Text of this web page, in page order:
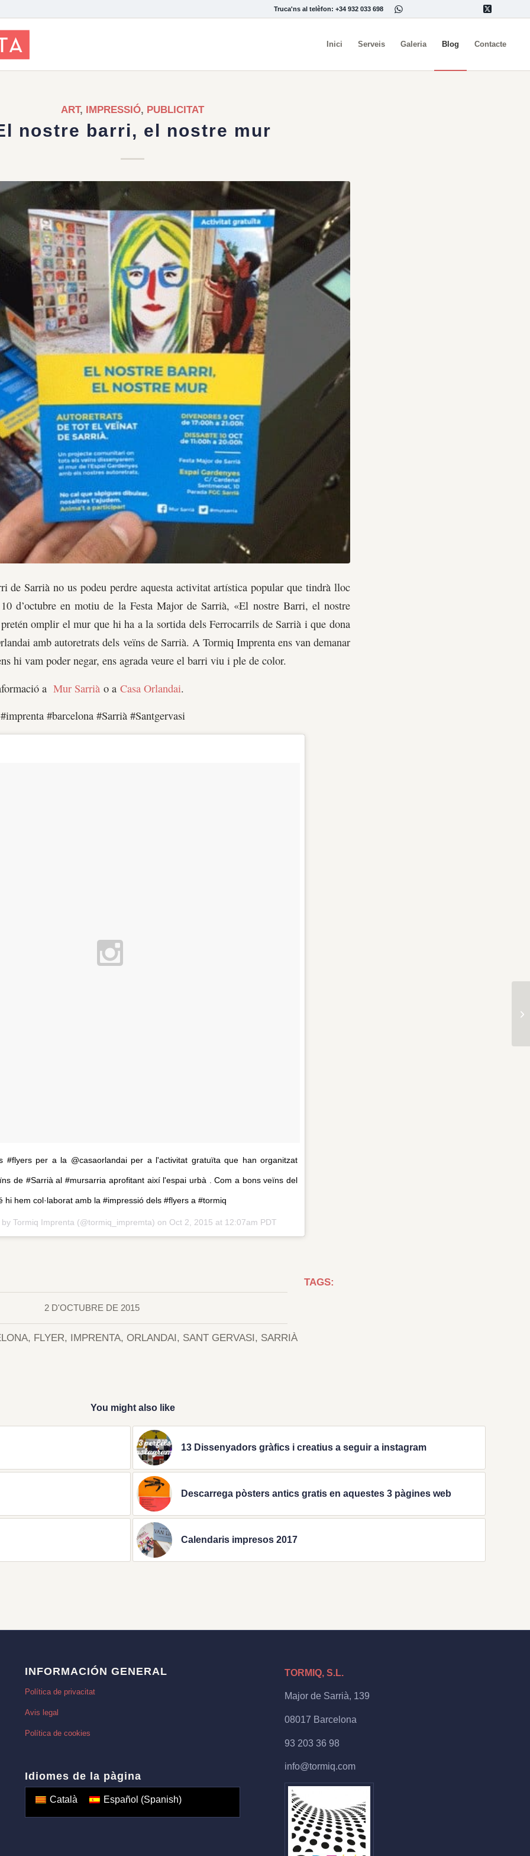
Truca'ns al telèfon: +34 932 033 698
Inici Serveis Galeria Blog Contacte
ART, IMPRESSIÓ, PUBLICITAT
nostre barri, el nostre mur
de Sarrià no us podeu perdre aquesta activitat artística popular que tindrà lloc
d’octubre en motiu de la Festa Major de Sarrià, «El nostre Barri, el nostre
omplir el mur que hi ha a la sortida dels Ferrocarrils de Sarrià i que dona
amb autoretrats dels veïns de Sarrià. A Tormiq Imprenta ens van demanar
hi vam poder negar, ens agrada veure el barri viu i ple de color.
a Mur Sarrià o a Casa Orlandai.
#barcelona #Sarrià #Santgervasi
#flyers per a la @casaorlandai per a l'activitat gratuïta que han organitzat
de #Sarrià al #mursarria aprofitant així l'espai urbà . Com a bons veïns del
hi hem col·laborat amb la #impressió dels #flyers a #tormiq
Tormiq Imprenta (@tormiq_impremta) on Oct 2, 2015 at 12:07am PDT
2 D'OCTUBRE DE 2015
TAGS:
, FLYER, IMPRENTA, ORLANDAI , SANT GERVASI , SARRIÀ
You might also like
13 Dissenyadors gràfics i creatius a seguir a instagram
Descarrega pòsters antics gratis en aquestes 3 pàgines web
Calendaris impresos 2017
INFORMACIÓN GENERAL
Política de privacitat
Avis legal
Política de cookies
Idiomes de la pàgina
Català Español (Spanish)
TORMIQ, S.L.
Major de Sarrià, 139
08017 Barcelona
93 203 36 98
info@tormiq.com